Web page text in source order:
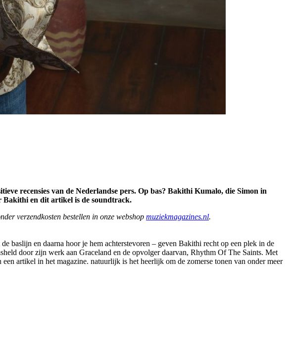
recensies van de Nederlandse pers. Op bas? Bakithi Kumalo, die Simon in
Bakithi en dit artikel is de soundtrack.
verzendkosten bestellen in onze webshop muziekmagazines.nl.
en daarna hoor je hem achterstevoren – geven Bakithi recht op een plek in de
door zijn werk aan Graceland en de opvolger daarvan, Rhythm Of The Saints. Met
artikel in het magazine. natuurlijk is het heerlijk om de zomerse tonen van onder meer